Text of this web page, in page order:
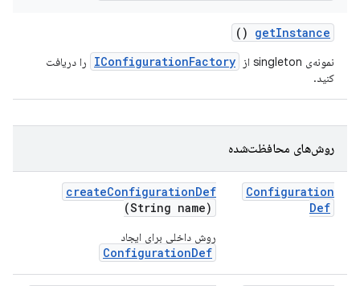
getInstance
()
نمونه‌ی singleton از IConfigurationFactory
را دریافت
کنید.
روش‌های محافظت‌شده
Configuration
Def
createConfigurationDef
(String name)
روش داخلی برای ایجاد
ConfigurationDef